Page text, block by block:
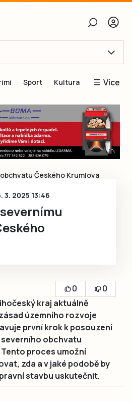
Obnovit heslo
se
se přes Facebook
chci seRegistrovat
Sport Kultura Více
Blogy
Inspirace
Čtenáři píší
Speciální přílohy
Českého Krumlova
3. 2025 13:46
0
0
kraj aktuálně
územního rozvoje
první krok k posouzení
obchvatu
proces umožní
zda a v jaké podobě by
stavbu uskutečnit.